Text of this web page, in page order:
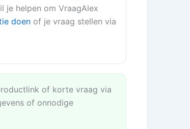
je helpen om VraagAlex
doen of je vraag stellen via
of korte vraag via
of onnodige